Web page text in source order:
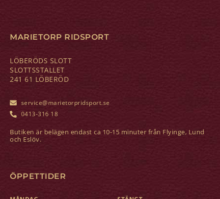
MARIETORP RIDSPORT
LÖBERÖDS SLOTT
SLOTTSSTALLET
241 61 LÖBERÖD
service@marietorpridsport.se
0413-316 18
Butiken är belägen endast ca 10-15 minuter från Flyinge, Lund
och Eslöv.
ÖPPETTIDER